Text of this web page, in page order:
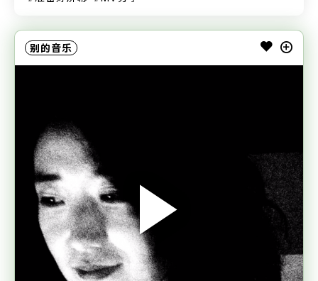
别的音乐